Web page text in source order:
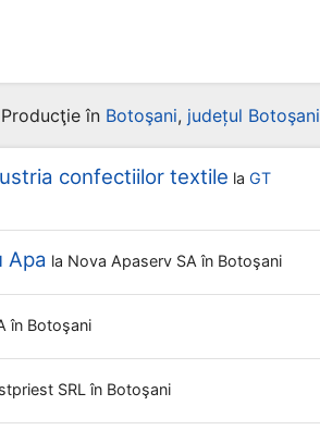
în Botoşani, județul Botoşani
confectiilor textile la GT
Apa la Nova Apaserv SA în Botoşani
în Botoşani
SRL în Botoşani